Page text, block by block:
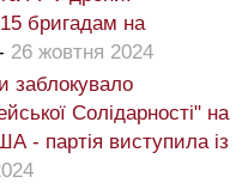
бригадам на
26 жовтня 2024
заблокувало
Солідарності" на
- партія виступила із